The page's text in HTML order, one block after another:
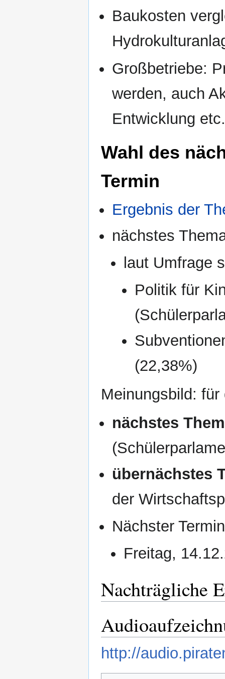
Baukosten
Großbetriebe:
werden, auch
Entwicklung
Wahl des
Termin
Ergebnis der
nächstes
laut Umfrage
Politik für
(22,38%)
Meinungsbild: für
nächstes
übernächstes
der
Nächster
Freitag,
Nachträgliche
http://